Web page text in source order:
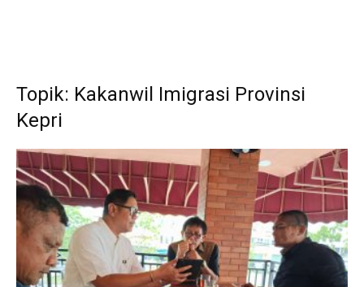
Topik: Kakanwil Imigrasi Provinsi
Kepri